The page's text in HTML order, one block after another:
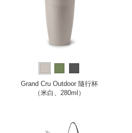
Grand Cru Outdoor 隨行杯
（米白、280ml）